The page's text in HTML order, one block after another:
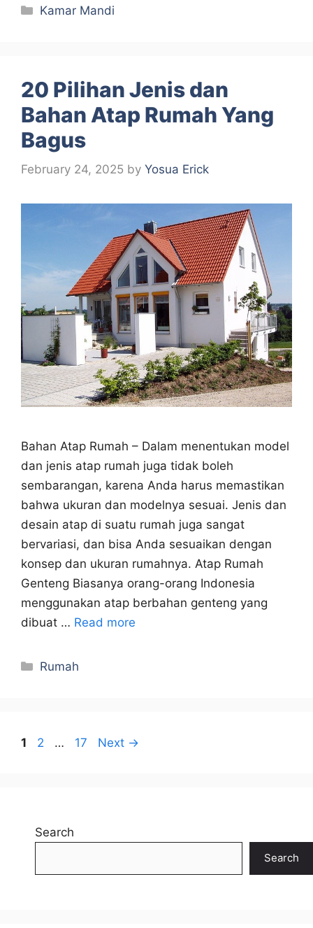
Categories
Kamar Mandi
20 Pilihan Jenis dan
Bahan Atap Rumah Yang
Bagus
February 24, 2025 by Yosua Erick
Bahan Atap Rumah – Dalam menentukan model
dan jenis atap rumah juga tidak boleh
sembarangan, karena Anda harus memastikan
bahwa ukuran dan modelnya sesuai. Jenis dan
desain atap di suatu rumah juga sangat
bervariasi, dan bisa Anda sesuaikan dengan
konsep dan ukuran rumahnya. Atap Rumah
Genteng Biasanya orang-orang Indonesia
menggunakan atap berbahan genteng yang
dibuat … Read more
Categories
Rumah
Page
1 Page
2 … Page
17 Next →
Search
Search